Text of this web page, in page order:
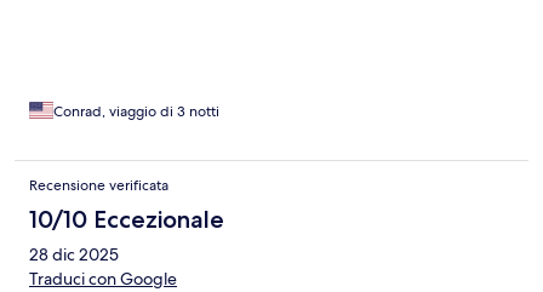
Conrad, viaggio di 3 notti
Recensione verificata
10/10 Eccezionale
28 dic 2025
Traduci con Google